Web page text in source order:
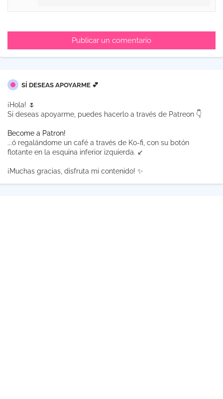
Publicar un comentario
SÍ DESEAS APOYARME 💕
¡Hola! 🌷
Si deseas apoyarme, puedes hacerlo a través de Patreon 👇
Become a Patron!
...ó regalándome un café a través de Ko-fi, con su botón
flotante en la esquina inferior izquierda. ↙
¡Muchas gracias, disfruta mi contenido! ✨